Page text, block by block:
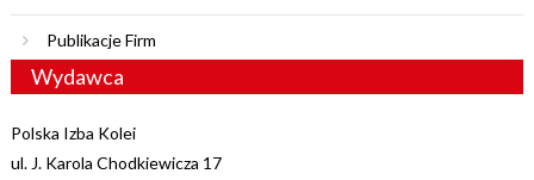
Publikacje Firm
Wydawca
Polska Izba Kolei
ul. J. Karola Chodkiewicza 17